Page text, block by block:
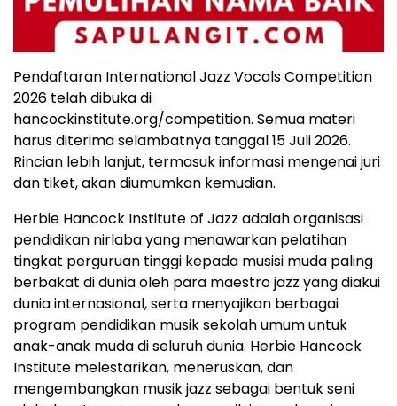
Pendaftaran International Jazz Vocals Competition
2026 telah dibuka di
hancockinstitute.org/competition. Semua materi
harus diterima selambatnya tanggal 15 Juli 2026.
Rincian lebih lanjut, termasuk informasi mengenai juri
dan tiket, akan diumumkan kemudian.
Herbie Hancock Institute of Jazz adalah organisasi
pendidikan nirlaba yang menawarkan pelatihan
tingkat perguruan tinggi kepada musisi muda paling
berbakat di dunia oleh para maestro jazz yang diakui
dunia internasional, serta menyajikan berbagai
program pendidikan musik sekolah umum untuk
anak-anak muda di seluruh dunia. Herbie Hancock
Institute melestarikan, meneruskan, dan
mengembangkan musik jazz sebagai bentuk seni